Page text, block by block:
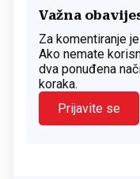
Važna
Za komentiranje
Ako nemate
dva ponuđena
koraka.
Prijavite se